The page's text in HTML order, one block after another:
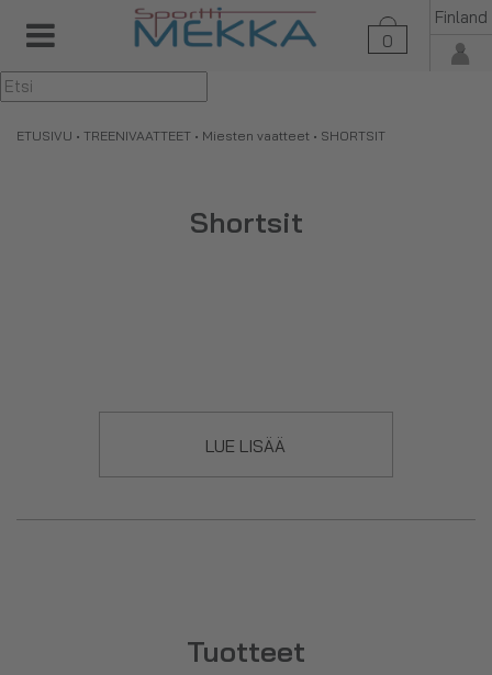
0
Finland
▼
ETUSIVU • TREENIVAATTEET • Miesten vaatteet • SHORTSIT
Shortsit
LUE LISÄÄ
Tuotteet